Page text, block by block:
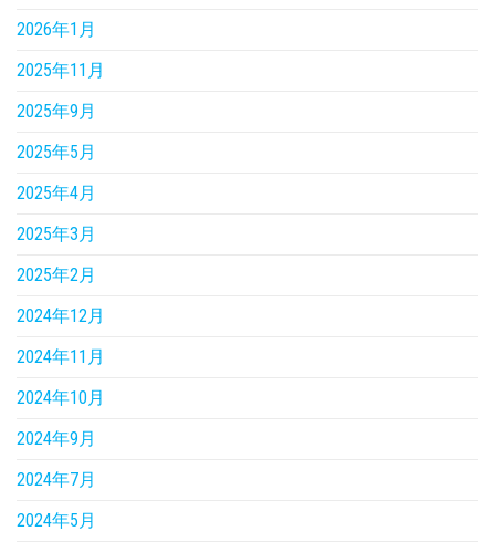
2026年1月
2025年11月
2025年9月
2025年5月
2025年4月
2025年3月
2025年2月
2024年12月
2024年11月
2024年10月
2024年9月
2024年7月
2024年5月